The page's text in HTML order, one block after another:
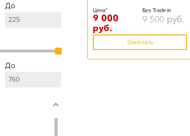
До
До
Цена*
9 000
руб.
Без Trade-in
9 500 руб.
Заказать